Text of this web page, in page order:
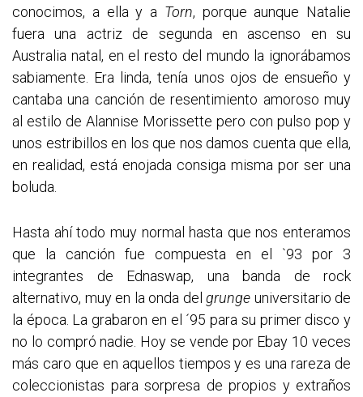
conocimos, a ella y a Torn, porque aunque Natalie
fuera una actriz de segunda en ascenso en su
Australia natal, en el resto del mundo la ignorábamos
sabiamente. Era linda, tenía unos ojos de ensueño y
cantaba una canción de resentimiento amoroso muy
al estilo de Alannise Morissette pero con pulso pop y
unos estribillos en los que nos damos cuenta que ella,
en realidad, está enojada consiga misma por ser una
boluda.
Hasta ahí todo muy normal hasta que nos enteramos
que la canción fue compuesta en el `93 por 3
integrantes de Ednaswap, una banda de rock
alternativo, muy en la onda del grunge universitario de
la época. La grabaron en el ´95 para su primer disco y
no lo compró nadie. Hoy se vende por Ebay 10 veces
más caro que en aquellos tiempos y es una rareza de
coleccionistas para sorpresa de propios y extraños